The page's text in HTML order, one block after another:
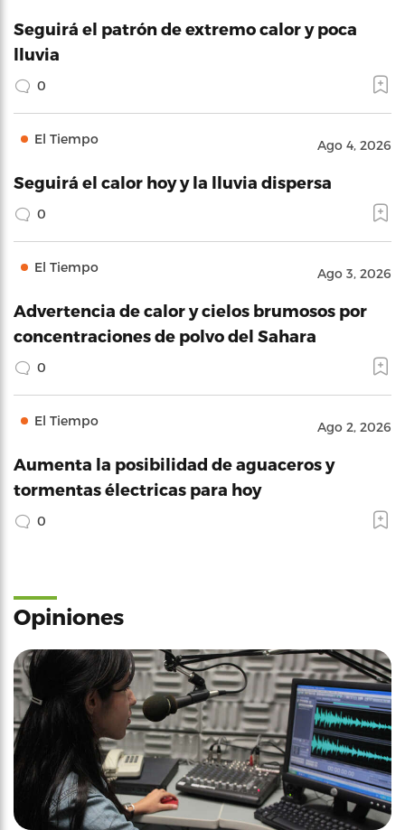
Seguirá el patrón de extremo calor y poca
lluvia
0
El Tiempo Ago 4, 2026
Seguirá el calor hoy y la lluvia dispersa
0
El Tiempo Ago 3, 2026
Advertencia de calor y cielos brumosos por
concentraciones de polvo del Sahara
0
El Tiempo Ago 2, 2026
Aumenta la posibilidad de aguaceros y
tormentas électricas para hoy
0
Opiniones